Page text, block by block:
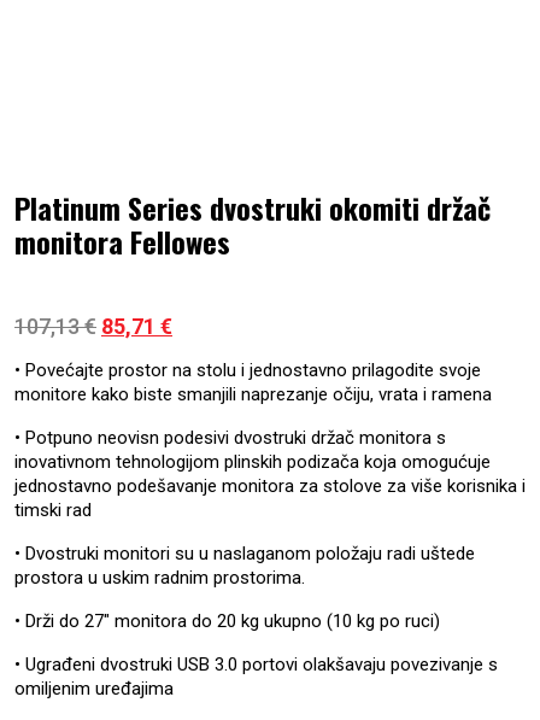
Platinum Series dvostruki okomiti držač
monitora Fellowes
107,13€ Izvorna cijena bila je: 107,13 €.
85,71 €Trenutna cijena je: 85,71 €.
• Povećajte prostor na stolu i jednostavno prilagodite svoje
monitore kako biste smanjili naprezanje očiju, vrata i ramena
• Potpuno neovisn podesivi dvostruki držač monitora s
inovativnom tehnologijom plinskih podizača koja omogućuje
jednostavno podešavanje monitora za stolove za više korisnika i
timski rad
• Dvostruki monitori su u naslaganom položaju radi uštede
prostora u uskim radnim prostorima.
• Drži do 27″ monitora do 20 kg ukupno (10 kg po ruci)
• Ugrađeni dvostruki USB 3.0 portovi olakšavaju povezivanje s
omiljenim uređajima